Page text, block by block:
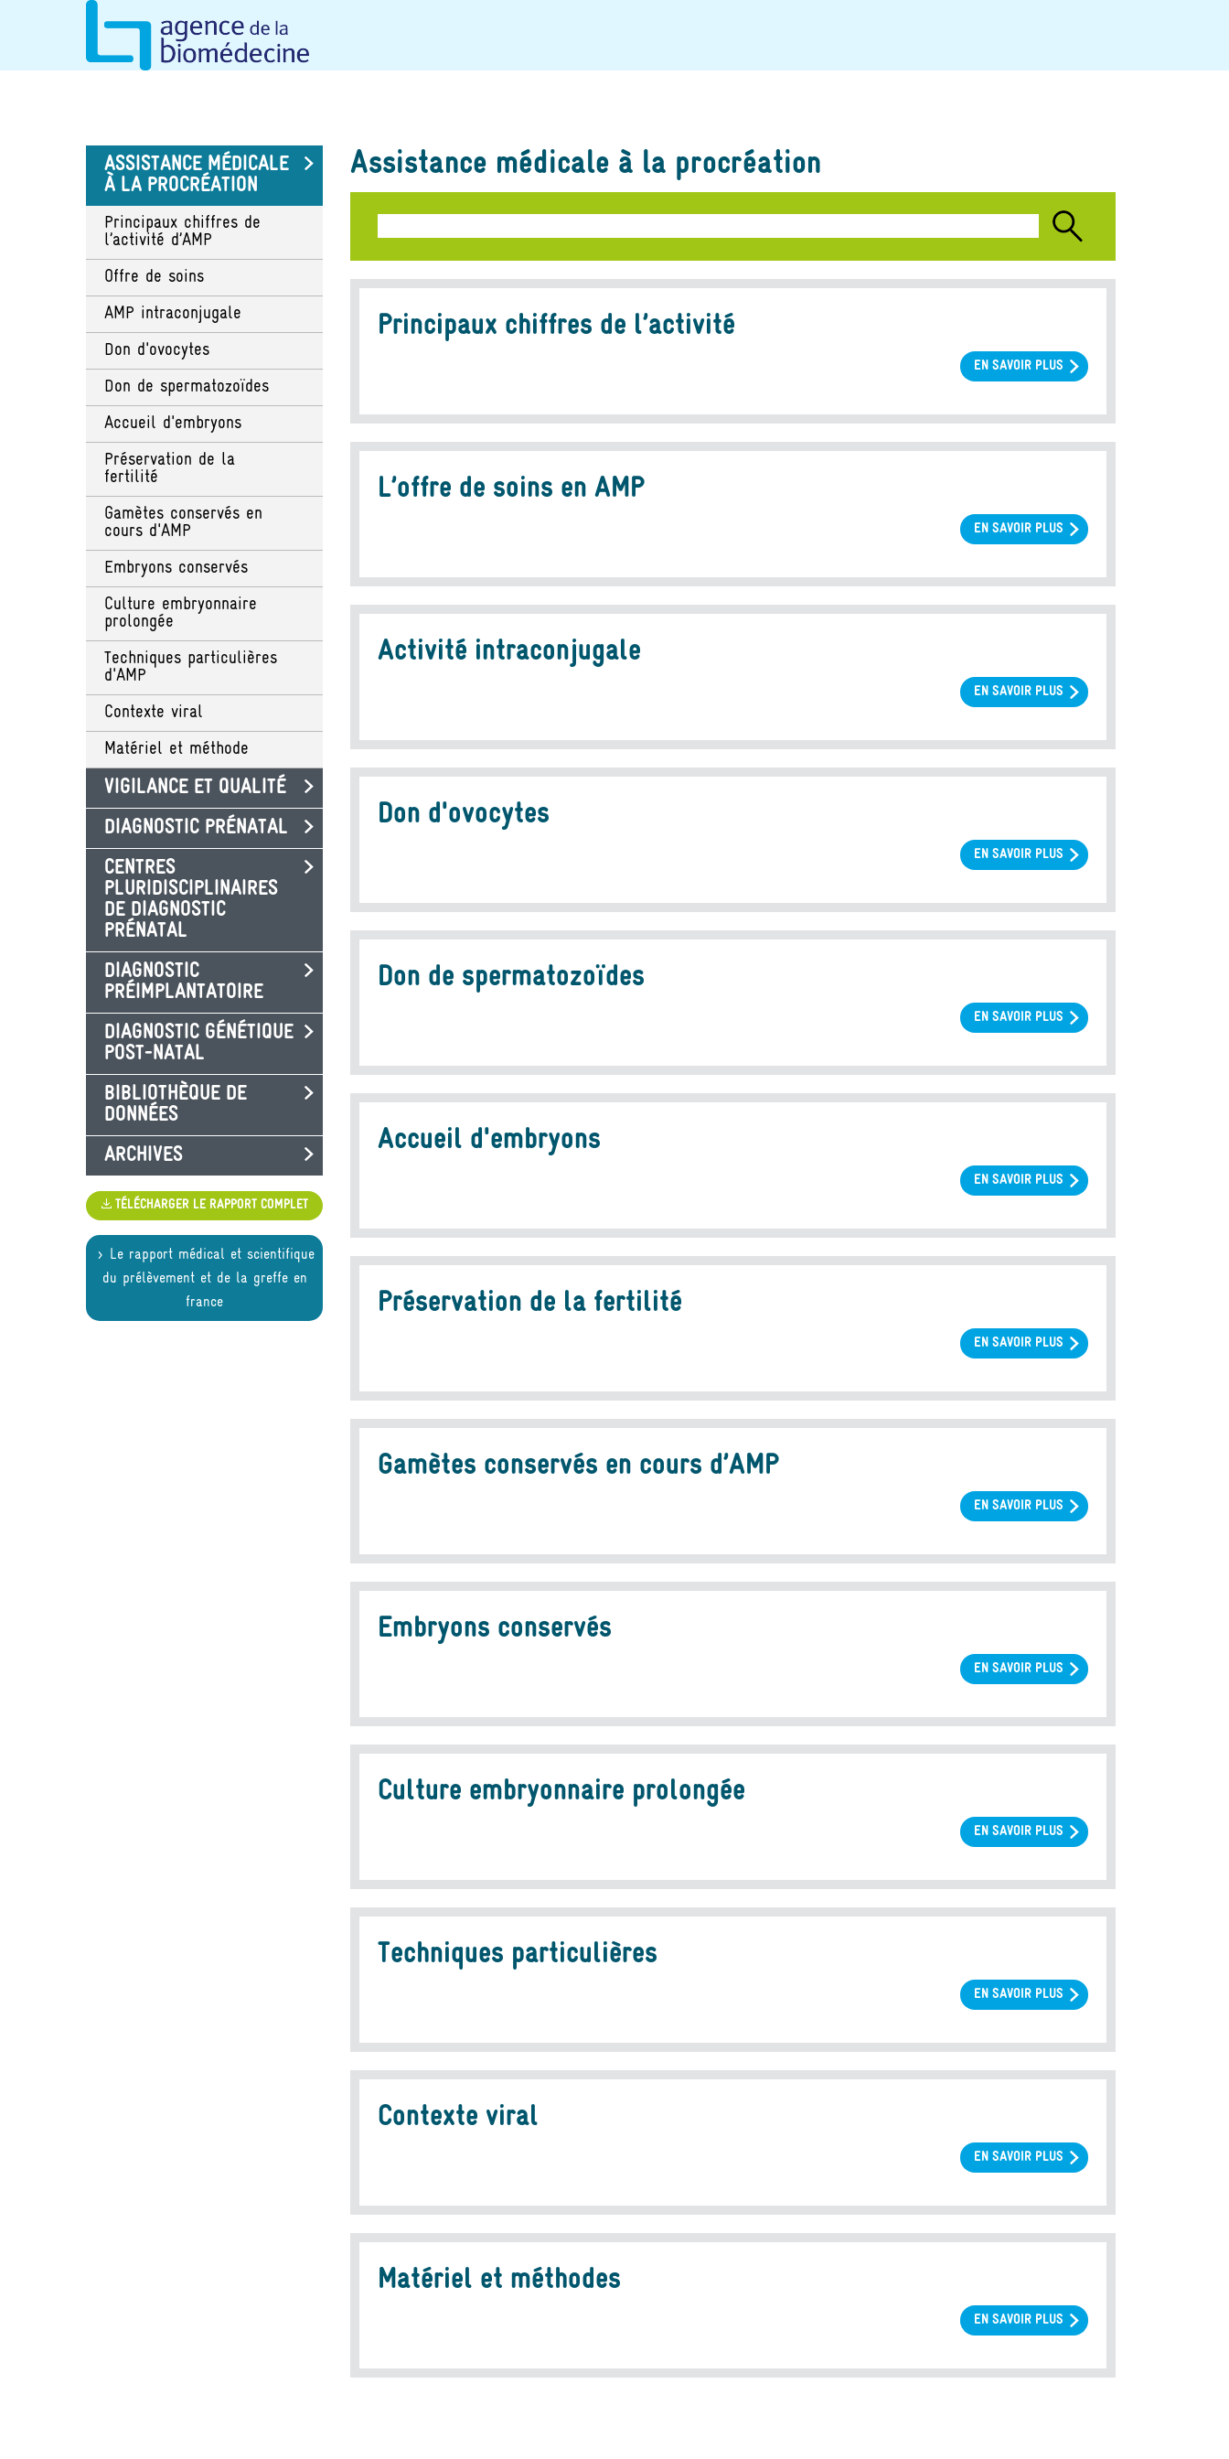
ASSISTANCE MÉDICALE
À LA PROCRÉATION
Principaux chiffres de
l’activité d’AMP
Offre de soins
AMP intraconjugale
Don d'ovocytes
Don de spermatozoïdes
Accueil d'embryons
Préservation de la
fertilité
Gamètes conservés en
cours d'AMP
Embryons conservés
Culture embryonnaire
prolongée
Techniques particulières
d'AMP
Contexte viral
Matériel et méthode
VIGILANCE ET QUALITÉ
DIAGNOSTIC PRÉNATAL
CENTRES
PLURIDISCIPLINAIRES
DE DIAGNOSTIC
PRÉNATAL
DIAGNOSTIC
PRÉIMPLANTATOIRE
DIAGNOSTIC GÉNÉTIQUE
POST-NATAL
BIBLIOTHÈQUE DE
DONNÉES
ARCHIVES
TÉLÉCHARGER LE RAPPORT COMPLET
Le rapport médical et scientifique
du prélèvement et de la greffe en
france
Assistance médicale à la procréation
Principaux chiffres de l’activité
EN SAVOIR PLUS SUR
PRINCIPAUX
DE
L’ACTIVITÉ
L’offre de soins en AMP
EN SAVOIR PLUS SUR
L’OFFRE
SOINS
EN
Activité intraconjugale
EN SAVOIR PLUS SUR
ACTIVITÉ
Don d'ovocytes
EN SAVOIR PLUS SUR
DON
Don de spermatozoïdes
EN SAVOIR PLUS SUR
DON
SPERMATOZOÏDES
Accueil d'embryons
EN SAVOIR PLUS SUR
ACCUEIL
Préservation de la fertilité
EN SAVOIR PLUS SUR
PRÉSERVATION
LA
FERTILITÉ
Gamètes conservés en cours d’AMP
EN SAVOIR PLUS SUR
GAMÈTES
EN
COURS
Embryons conservés
EN SAVOIR PLUS SUR
EMBRYONS
Culture embryonnaire prolongée
EN SAVOIR PLUS SUR
CULTURE
PROLONGÉE
Techniques particulières
EN SAVOIR PLUS SUR
TECHNIQUES
Contexte viral
EN SAVOIR PLUS SUR
CONTEXTE
Matériel et méthodes
EN SAVOIR PLUS SUR
MATÉRIEL
MÉTHODES